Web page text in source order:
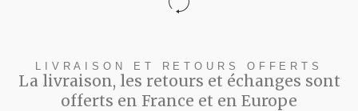
LIVRAISON ET RETOURS OFFERTS
La livraison, les retours et échanges sont
offerts en France et en Europe